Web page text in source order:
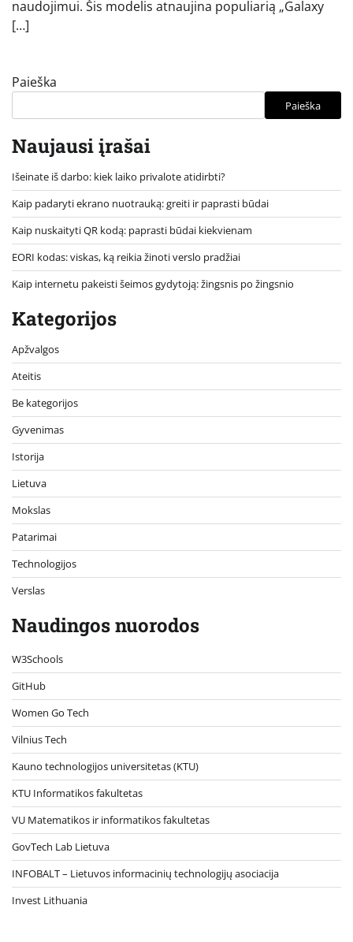
naudojimui. Šis modelis atnaujina populiarią „Galaxy
[…]
Paieška
Paieška
Naujausi įrašai
Išeinate iš darbo: kiek laiko privalote atidirbti?
Kaip padaryti ekrano nuotrauką: greiti ir paprasti būdai
Kaip nuskaityti QR kodą: paprasti būdai kiekvienam
EORI kodas: viskas, ką reikia žinoti verslo pradžiai
Kaip internetu pakeisti šeimos gydytoją: žingsnis po žingsnio
Kategorijos
Apžvalgos
Ateitis
Be kategorijos
Gyvenimas
Istorija
Lietuva
Mokslas
Patarimai
Technologijos
Verslas
Naudingos nuorodos
W3Schools
GitHub
Women Go Tech
Vilnius Tech
Kauno technologijos universitetas (KTU)
KTU Informatikos fakultetas
VU Matematikos ir informatikos fakultetas
GovTech Lab Lietuva
INFOBALT – Lietuvos informacinių technologijų asociacija
Invest Lithuania